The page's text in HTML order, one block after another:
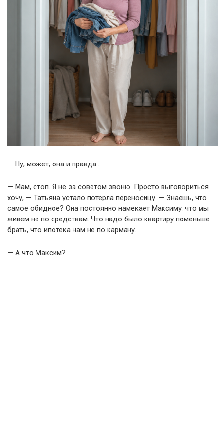
— Ну, может, она и правда…
— Мам, стоп. Я не за советом звоню. Просто выговориться
хочу, — Татьяна устало потерла переносицу. — Знаешь, что
самое обидное? Она постоянно намекает Максиму, что мы
живем не по средствам. Что надо было квартиру поменьше
брать, что ипотека нам не по карману.
— А что Максим?